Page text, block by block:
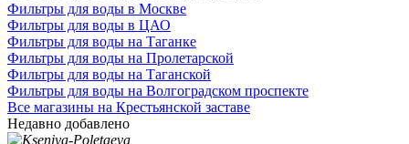
Фильтры для воды в Москве
Фильтры для воды в ЦАО
Фильтры для воды на Таганке
Фильтры для воды на Пролетарской
Фильтры для воды на Таганской
Фильтры для воды на Волгоградском проспекте
Все магазины на Крестьянской заставе
Недавно добавлено